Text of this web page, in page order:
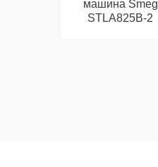
машина Smeg
STLA825B-2